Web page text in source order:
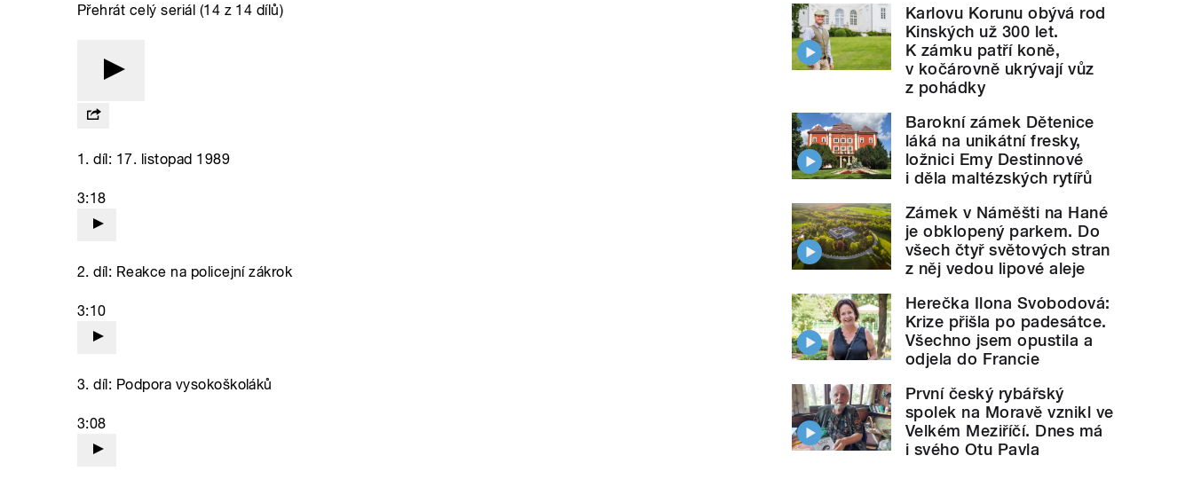
Přehrát celý seriál (14 z 14 dílů)
1. díl: 17. listopad 1989
3:18
2. díl: Reakce na policejní zákrok
3:10
3. díl: Podpora vysokoškoláků
3:08
Karlovu Korunu obývá rod
Kinských už 300 let.
K zámku patří koně,
v kočárovně ukrývají vůz
z pohádky
Barokní zámek Dětenice
láká na unikátní fresky,
ložnici Emy Destinnové
i děla maltézských rytířů
Zámek v Náměšti na Hané
je obklopený parkem. Do
všech čtyř světových stran
z něj vedou lipové aleje
Herečka Ilona Svobodová:
Krize přišla po padesátce.
Všechno jsem opustila a
odjela do Francie
První český rybářský
spolek na Moravě vznikl ve
Velkém Meziříčí. Dnes má
i svého Otu Pavla